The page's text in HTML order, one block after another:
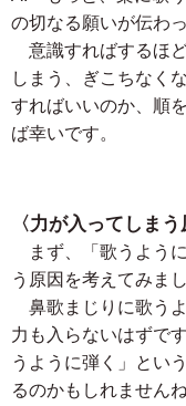
の切なる願いが伝わ
意識すればするほ
しまう、ぎこちなく
すればいいのか、順
ば幸いです。
〈力が入ってしまう
まず、「歌うよう
う原因を考えてみまし
鼻歌まじりに歌う
力も入らないはずで
うように弾く」とい
るのかもしれません